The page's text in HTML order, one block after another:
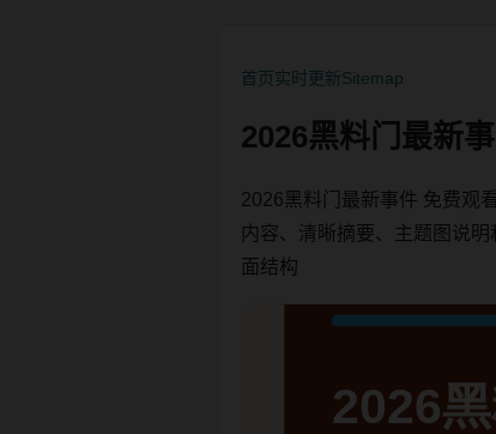
首页实时更新Sitemap
2026黑料门最新
2026黑料门最新事件 免费观
内容、清晰摘要、主题图说
面结构